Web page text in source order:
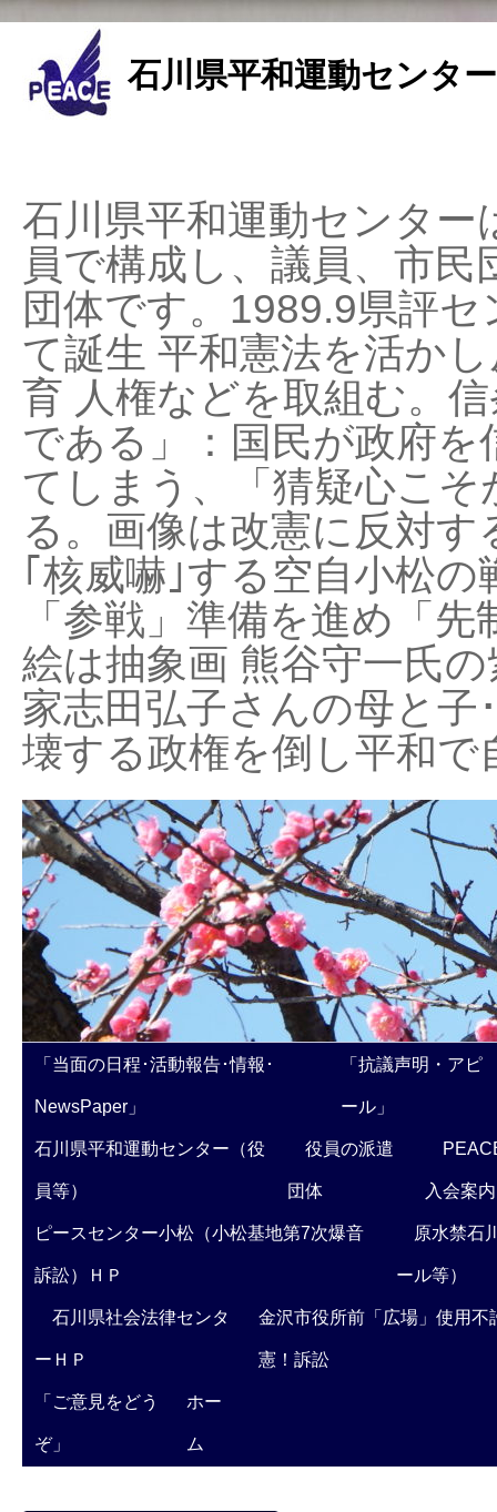
石川県平和運動センタ
石川県平和運動センタ
員で構成し、議員、市
団体です。1989.9県評
て誕生 平和憲法を活か
育 人権などを取組む。
である」：国民が政府
てしまう、「猜疑心こ
る。画像は改憲に反対
｢核威嚇｣する空自小松
「参戦」準備を進め「
絵は抽象画 熊谷守一氏
家志田弘子さんの母と子
壊する政権を倒し平和
「当面の日程･活動報告･情報･
NewsPaper」
「抗議声明・アピ
ール」
石川県平和運動センター（役
員等）
役員の派遣
団体 入会案内
ピースセンター小松（小松基地第7次爆音
訴訟）ＨＰ
原水禁石
ール等）
石川県社会法律センタ
ーＨＰ
金沢市役所前「広場」使用不
憲！訴訟
「ご意見をどう
ぞ」
ホー
ム